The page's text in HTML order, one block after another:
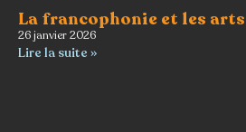
La francophonie et les
26 janvier 2026
Lire la suite »